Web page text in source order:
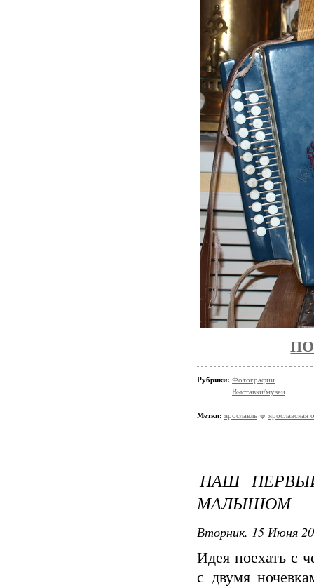
Рубрики: Фотографии
Выставки/музеи
Метки: ярославль ярославская
НАШ
МАЛЫШОМ
Вторник, 15 Июня
Идея поехать с
с двумя